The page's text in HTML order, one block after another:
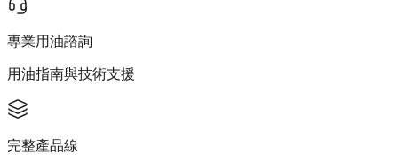
專業用油諮詢
用油指南與技術支援
完整產品線